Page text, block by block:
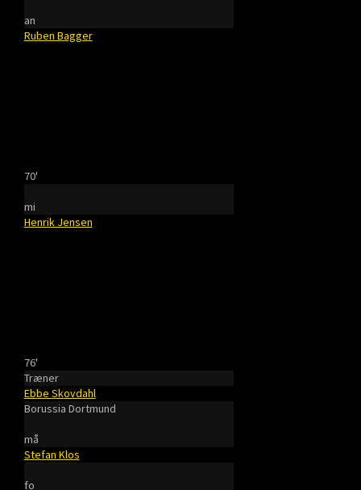
an
Ruben Bagger
70'
mi
Henrik Jensen
76'
Træner
Ebbe Skovdahl
Borussia Dortmund
må
Stefan Klos
fo